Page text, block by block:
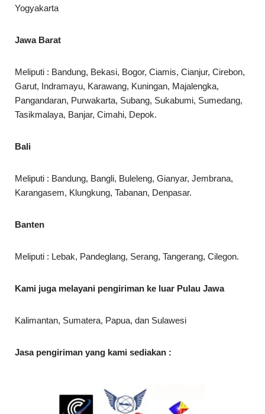
Yogyakarta
Jawa Barat
Meliputi : Bandung, Bekasi, Bogor, Ciamis, Cianjur, Cirebon,
Garut, Indramayu, Karawang, Kuningan, Majalengka,
Pangandaran, Purwakarta, Subang, Sukabumi, Sumedang,
Tasikmalaya, Banjar, Cimahi, Depok.
Bali
Meliputi : Bandung, Bangli, Buleleng, Gianyar, Jembrana,
Karangasem, Klungkung, Tabanan, Denpasar.
Banten
Meliputi : Lebak, Pandeglang, Serang, Tangerang, Cilegon.
Kami juga melayani pengiriman ke luar Pulau Jawa
Kalimantan, Sumatera, Papua, dan Sulawesi
Jasa pengiriman yang kami sediakan :